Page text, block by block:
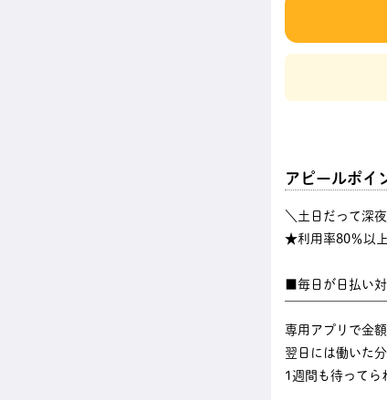
アピールポイ
＼土日だって深
★利用率80％以
■毎日が日払い
専用アプリで金
翌日には働いた
1週間も待って